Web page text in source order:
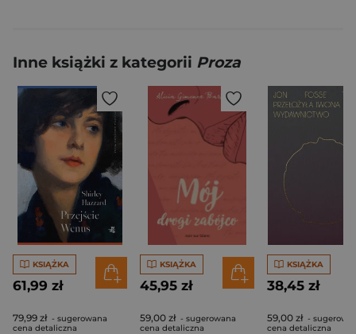
Inne książki z kategorii Proza
KSIĄŻKA
61,99 zł
79,99 zł - sugerowana
cena detaliczna
KSIĄŻKA
45,95 zł
59,00 zł - sugerowana
cena detaliczna
KSIĄŻKA
38,45 zł
59,00 zł -
cena detaliczna